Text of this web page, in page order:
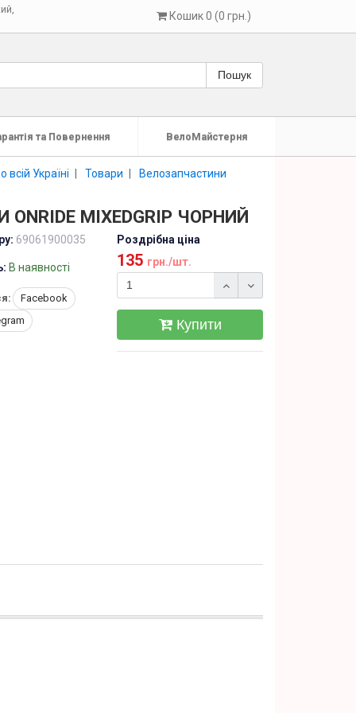
Кошик 0 (0 грн.)
Пошук
та Повернення ВелоМайстерня
Україні Товари Велозапчастини
ONRIDE MIXEDGRIP ЧОРНИЙ
69061900035
В наявності
Facebook
Роздрібна ціна
135 грн./шт.
Купити